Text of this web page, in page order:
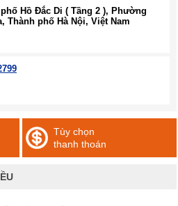
Hồ Đắc Di ( Tầng 2 ), Phường
Thành phố Hà Nội, Việt Nam
Tùy chọn
thanh thoán